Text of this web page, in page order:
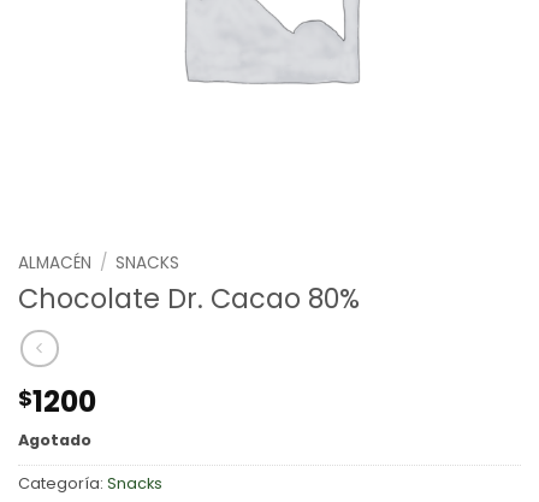
ALMACÉN / SNACKS
Chocolate Dr. Cacao 80%
$1200
Agotado
Categoría: Snacks